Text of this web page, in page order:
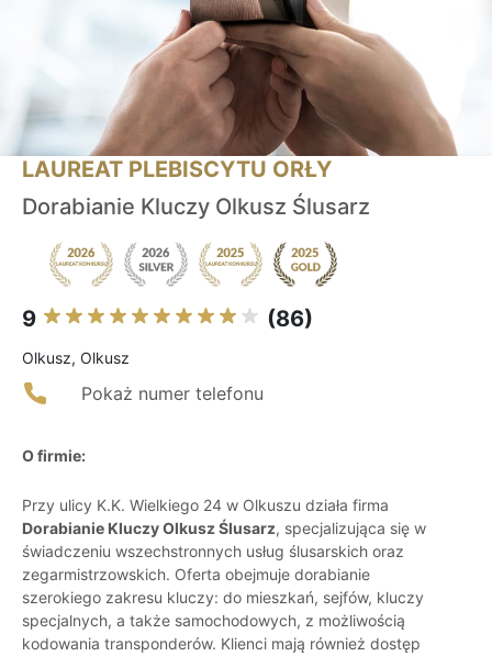
LAUREAT PLEBISCYTU ORŁY
Dorabianie Kluczy Olkusz Ślusarz
9 (86)
Olkusz, Olkusz
Pokaż numer telefonu
O firmie:
Przy ulicy K.K. Wielkiego 24 w Olkuszu działa firma
Dorabianie Kluczy Olkusz Ślusarz, specjalizująca się w
świadczeniu wszechstronnych usług ślusarskich oraz
zegarmistrzowskich. Oferta obejmuje dorabianie
szerokiego zakresu kluczy: do mieszkań, sejfów, kluczy
specjalnych, a także samochodowych, z możliwością
kodowania transponderów. Klienci mają również dostęp